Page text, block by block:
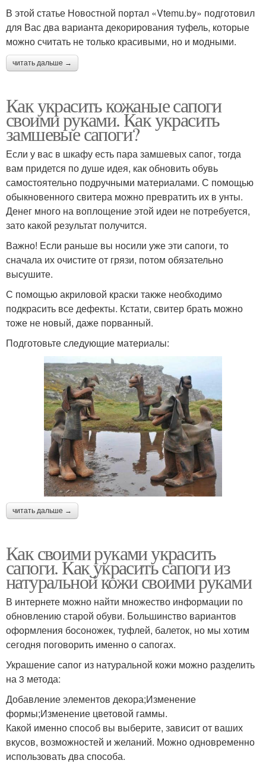
В этой статье Новостной портал «Vtemu.by» подготовил
для Вас два варианта декорирования туфель, которые
можно считать не только красивыми, но и модными.
читать дальше →
Как украсить кожаные сапоги
своими руками. Как украсить
замшевые сапоги?
Если у вас в шкафу есть пара замшевых сапог, тогда
вам придется по душе идея, как обновить обувь
самостоятельно подручными материалами. С помощью
обыкновенного свитера можно превратить их в унты.
Денег много на воплощение этой идеи не потребуется,
зато какой результат получится.
Важно! Если раньше вы носили уже эти сапоги, то
сначала их очистите от грязи, потом обязательно
высушите.
С помощью акриловой краски также необходимо
подкрасить все дефекты. Кстати, свитер брать можно
тоже не новый, даже порванный.
Подготовьте следующие материалы:
читать дальше →
Как своими руками украсить
сапоги. Как украсить сапоги из
натуральной кожи своими руками
В интернете можно найти множество информации по
обновлению старой обуви. Большинство вариантов
оформления босоножек, туфлей, балеток, но мы хотим
сегодня поговорить именно о сапогах.
Украшение сапог из натуральной кожи можно разделить
на 3 метода:
Добавление элементов декора;Изменение
формы;Изменение цветовой гаммы.
Какой именно способ вы выберите, зависит от ваших
вкусов, возможностей и желаний. Можно одновременно
использовать два способа.